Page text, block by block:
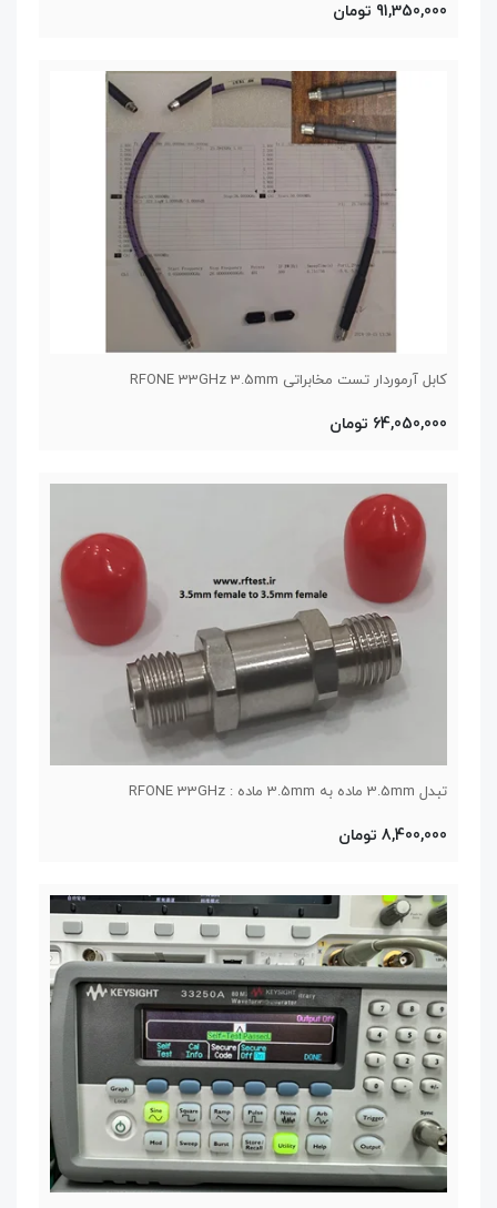
91,350,000 تومان
کابل آرموردار تست مخابراتی RFONE 33GHz 3.5mm
64,050,000 تومان
تبدل 3.5mm ماده به 3.5mm ماده : RFONE 33GHz
8,400,000 تومان